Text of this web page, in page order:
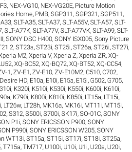
, NEX-VG10, NEX-VG20E, Picture Motion
Home, PMB,SGP311 ,SGP321 ,SGP511 ,
A33,SLT-A35,SLT-A37,SLT-A55V,SLT-A57,SLT-
,SLT-A77K,SLT-A77V,SLT-A77VK,SLT-A99,SLT-
,SONY DSC H400,SONY ISX005,Sony Picture
,ST23a,ST23i,ST25i,ST26a,ST26i,ST27i,
M2,Xperia V,Xperia Z,Xperia ZR,XQ-
,XQ-BC52,XQ-BQ72,XQ-BT52,XQ-CC54,
1,ZV-E1 ,ZV-E10,ZV-E10M2,C510,C702,
Desire HD, E10a, E10i, E15a, E15i, G502, G705,
, K320i, K510i, K530i, K550i, K600i, K610i,
, K790i, K800i, K810i, K850i, LT15a, LT15i,
, LT26w, LT28h, MK16a, MK16i, MT11i, MT15i,
,S312,S500i,S700i,SK17i,SO-01C,SONY
P1i,SONY ERICSSON P900,SONY
P990i,SONY ERICSSON W205,SONY
WT13i,ST15a,ST15i,ST17i,ST18i,ST25a,
,T715a,TM717, U100i, U10i, U1i, U20a, U20i,